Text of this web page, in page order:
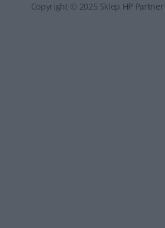
Copyright © 2025 Sklep HP Partner